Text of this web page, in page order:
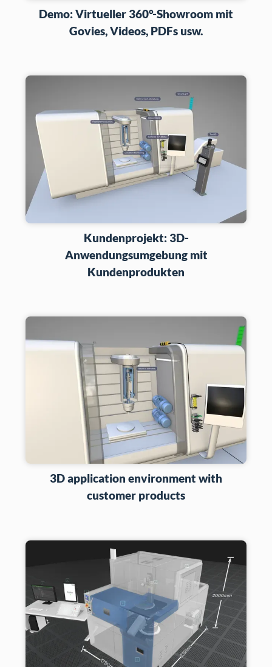
Demo: Virtueller 360°-Showroom mit
Govies, Videos, PDFs usw.
Kundenprojekt: 3D-
Anwendungsumgebung mit
Kundenprodukten
3D application environment with
customer products